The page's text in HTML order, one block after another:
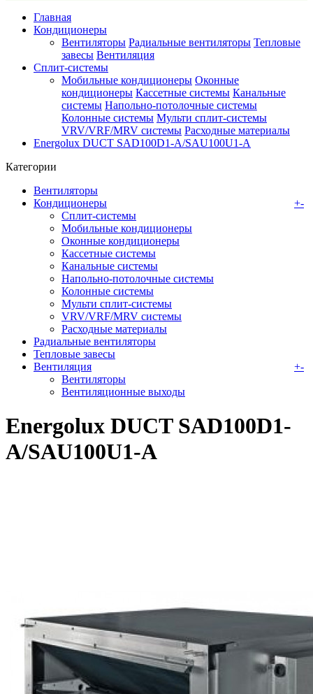
Главная
Кондиционеры
Вентиляторы Радиальные вентиляторы Тепловые
завесы Вентиляция
Сплит-системы
Мобильные кондиционеры Оконные
кондиционеры Кассетные системы Канальные
системы Напольно-потолочные системы
Колонные системы Мульти сплит-системы
VRV/VRF/MRV системы Расходные материалы
Energolux DUCT SAD100D1-A/SAU100U1-A
Категории
Вентиляторы
Кондиционеры
+-
Сплит-системы
Мобильные кондиционеры
Оконные кондиционеры
Кассетные системы
Канальные системы
Напольно-потолочные системы
Колонные системы
Мульти сплит-системы
VRV/VRF/MRV системы
Расходные материалы
Радиальные вентиляторы
Тепловые завесы
Вентиляция
+-
Вентиляторы
Вентиляционные выходы
Energolux DUCT SAD100D1-
A/SAU100U1-A